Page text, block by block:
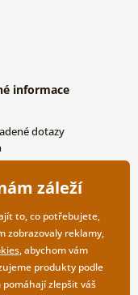
informace
dotazy
spolupráce
záleží
to, co potřebujete,
zobrazovaly reklamy,
, abychom vám
produkty podle
zlepšit váš